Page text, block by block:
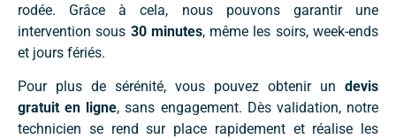
rodée. Grâce à cela, nous pouvons garantir une
intervention sous 30 minutes, même les soirs, week-ends
et jours fériés.
Pour plus de sérénité, vous pouvez obtenir un devis
gratuit en ligne, sans engagement. Dès validation, notre
technicien se rend sur place rapidement et réalise les